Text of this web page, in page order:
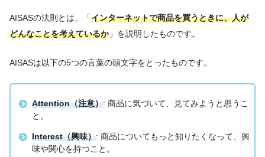
AISASの法則とは、「インターネットで商品を買うときに、人が
どんなことを考えているか」を説明したものです。
AISASは以下の5つの言葉の頭文字をとったものです。
Attention（注意）: 商品に気づいて、見てみようと思うこ
と。
Interest（興味）: 商品についてもっと知りたくなって、興
味や関心を持つこと。